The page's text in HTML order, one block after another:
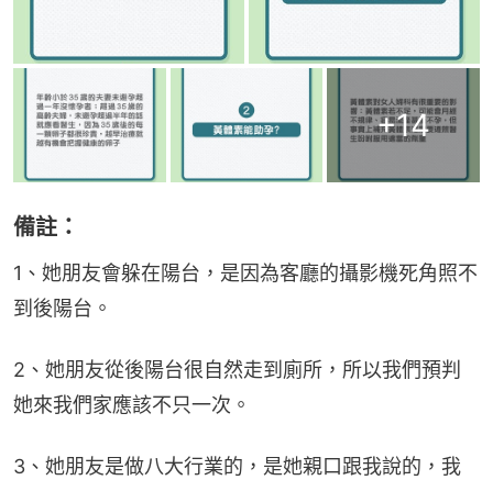
+14
備註：
1、她朋友會躲在陽台，是因為客廳的攝影機死角照不
到後陽台。
2、她朋友從後陽台很自然走到廁所，所以我們預判
她來我們家應該不只一次。
3、她朋友是做八大行業的，是她親口跟我說的，我